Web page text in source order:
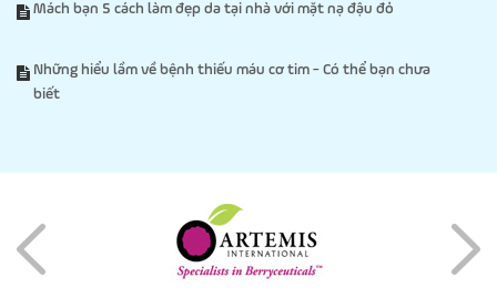
Mách bạn 5 cách làm đẹp da tại nhà với mặt nạ đậu đỏ
Những hiểu lầm về bệnh thiếu máu cơ tim - Có thể bạn chưa
biết